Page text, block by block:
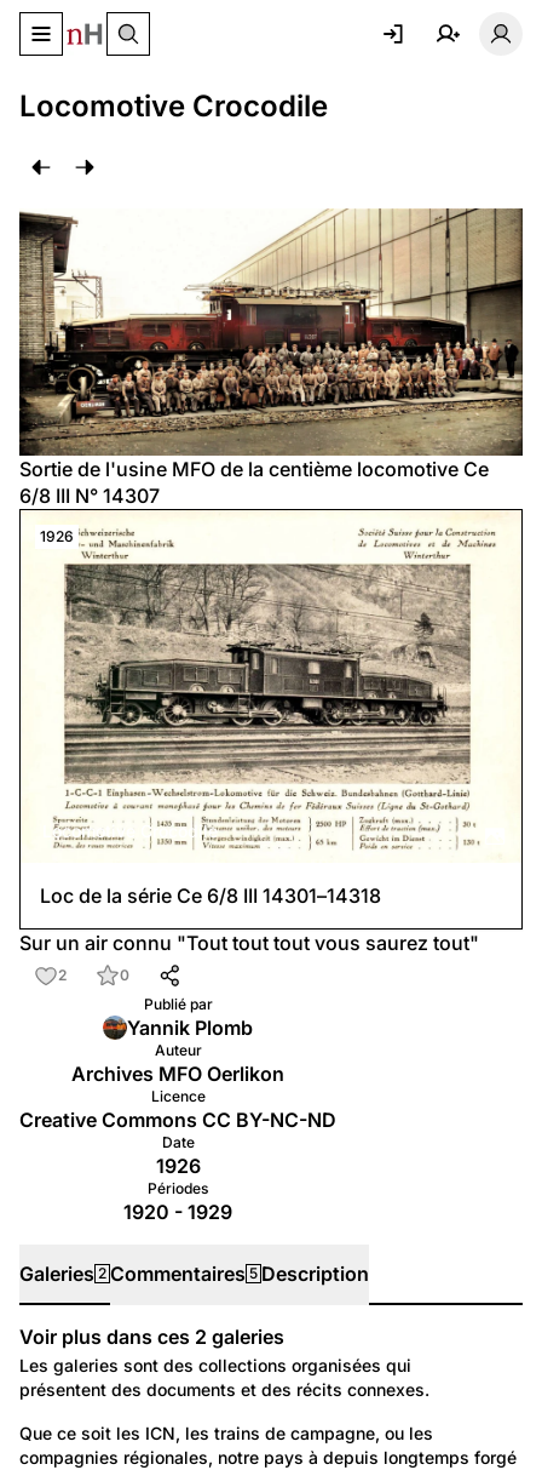
Basculer le menu de navigation
Locomotive Crocodile
Sortie de l'usine MFO de la centième locomotive Ce
6/8 III N° 14307
1926
Locomotive Crocodile
Loc de la série Ce 6/8 III 14301–14318
Sur un air connu "Tout tout tout vous saurez tout"
2
0
Publié par
Yannik Plomb
Auteur
Archives MFO Oerlikon
Licence
Creative Commons CC BY-NC-ND
Date
1926
Périodes
1920 - 1929
Galeries 2 Commentaires 5 Description
Galeries
Voir plus dans ces 2 galeries
Les galeries sont des collections organisées qui
présentent des documents et des récits connexes.
Travail et Economie: Entreprises
Trains de Suisse
Que ce soit les ICN, les trains de campagne, ou les
compagnies régionales, notre pays à depuis longtemps forgé